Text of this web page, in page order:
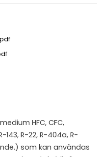
HFC, CFC,
143, R-22, R-404a, R-
som kan användas